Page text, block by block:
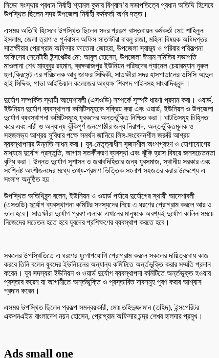
সিডো সংস্থার প্রধান নির্বাহী শ্যামল কুমার বিশ্বাস’র সভাপতিত্বে প্রধান অতিথি হিসেবে
উপস্থিত ছিলেন সদর উপজেলা নির্বাহী কর্মকর্তা অর্ণব দত্ত।
এসময় অতিথি হিসেবে উপস্থিত ছিলেন সদর প্রকল্প বাস্তবায়ন কর্মকর্তা মো: শাহিনুল
ইসলাম, জেলা ত্রাণ ও পূর্নবাসন অফিস সাতক্ষীরা বাবলু রাজা, মহিলা বিষয়ক অধিদপ্তর
সাতক্ষীরার প্রোগ্রাম অফিসার ফাতেমা জোহরা, উপজেলা স্বাস্থ্য ও পরিবার পরিকল্পনা
অফিসের সেনেটারী ইন্সপেক্টর মো: আবুল হোসেন, উপজেলা ঈমাম সমিতির সভাপতি
মাওলানা শেখ মাহবুবুর রহমান, ব্রক্ষরাজপুর ইউনিয়ন পরিষদের প্যানেল চেয়ারম্যান নুরুল
হুদা,ক্রিসেন্ট এর পরিচালক আবু জাফর সিদ্দিকী, সাতক্ষীরা সদর হাসপাতালের ওসিসি আব্দুল
হাই সিদ্দিক, গাভা আইডিয়াল কলেজের অধ্যক্ষ শিবপদ গাইনসহ সাংবাদিকবৃন্দ ।
দুর্যোগ সম্পর্কিত স্থায়ী আদেশাবলী (এসওডি) সম্পর্কে সুস্পষ্ট ধারণা প্রদান করা। ওয়ার্ড,
ইউনিয়ন দুর্যোগ ব্যবস্থাপনা কমিটিসমূহকে সক্রিয় করা এবং ওয়ার্ড, ইউনিয়ন ও উপজেলা
দুর্যোগ ব্যবস্থাপনা কমিটিসমূহে যুবকদের অন্তর্ভুক্তি নিশ্চিত করা। ঘাটতিসমূহ চিহ্নিত
করে এবং নারী ও অন্যান্য ঝুঁকিপূর্ণ জনগোষ্ঠীর জন্য নিরাপদ, অন্তর্ভুক্তিমূলক ও
সহজলভ্য আশ্রয় সুবিধার পক্ষে সমর্থন জানিয়ে লিঙ্গ-সংবেদনশীল জরুরি আশ্রয়
ব্যবস্থাপনার উন্নতি সাধন করা। যুব-নেতৃত্বাধীন সৃজনশীল অংশগ্রহণ ও যোগাযোগের
মাধ্যমে দুর্যোগ প্রস্তুতি, আগাম সতর্কীকরণ ব্যবস্থা এবং ঝুঁকি হ্রাস বিষয়ে জনসচেতনতা
বৃদ্ধি করা। উন্নত দুর্যোগ সুশাসন ও জবাবদিহিতার জন্য যুবসমাজ, স্থানীয় সরকার এবং
সংশ্লিষ্ট অংশীজনদের মধ্যে তথ্য-প্রমাণ ভিত্তিক সংলাপ সহজতর করার উদ্দেশ্যে এ
সংলাপ অনুষ্ঠিত হয় ।
উপস্থিত অতিথিবৃন্দ বলেন, ইউনিয়ন ও ওয়ার্ড পর্যায়ে দুর্যোগের স্থায়ী আদেশাবলী
(এসওডি) দুর্যোগ ব্যবস্থাপনা কমিটির সদস্যদের নিয়ে এ ধরণের প্রোগ্রাম করলে আর ও
ভাল হবে। সাতক্ষীরা দুর্যোগ প্রবণ এলাকা এখানের মানুষকে অবশ্যই দুর্যোগ কালিন সময়ে
নিজেদের সচেতন হতে হবে যুবদের প্রশিক্ষণের ব্যবস্থাপ করতে হবে।
সকলের উপস্থিতিতে এ ধরণের যুগোপযোগি প্রোগ্রাম করলে সকলের দায়িত্ববোধ কাজ
করবে তিনি বলেন যুবদের ইউনিয়নের অন্যান্য কমিটিতে অর্ন্তভূক্তি করার সম্মতি প্রদান
করেন। যুব সদস্যরা ইউনিয়ন ও ওয়ার্ড দুর্যোগ ব্যবস্থাপনা কমিটিতে অর্ন্তভূক্ত হওয়ার
প্রস্তাব করেন যা আগামীতে অর্ন্তভূক্তি ও প্রস্তাবিত দাবসমুহ পুরণ করার আশ্বাস
প্রদান করেন।
এসময় উপস্থিত ছিলেন প্রকল্প সমন্বয়কারী, মোঃ তহিদুজ্জামান (তহিদ), ইন্সপেরিটর
একশনএইড বাংলাদেশ নয়ন হোসেন, প্রোগ্রাম অফিসার চন্দ্র শেখর হালদার প্রমুখ।
Ads small one